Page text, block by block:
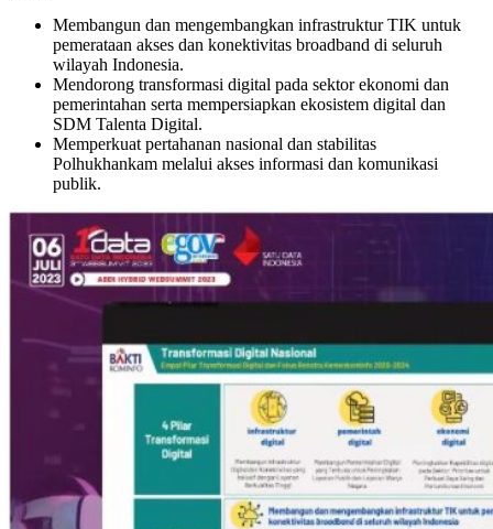
Membangun dan mengembangkan infrastruktur TIK untuk
pemerataan akses dan konektivitas broadband di seluruh
wilayah Indonesia.
Mendorong transformasi digital pada sektor ekonomi dan
pemerintahan serta mempersiapkan ekosistem digital dan
SDM Talenta Digital.
Memperkuat pertahanan nasional dan stabilitas
Polhukhankam melalui akses informasi dan komunikasi
publik.